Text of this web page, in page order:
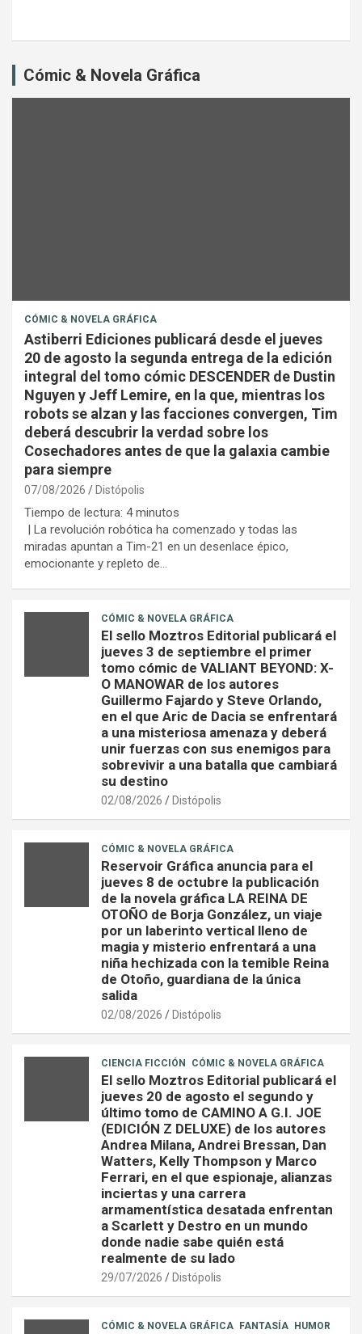
Cómic & Novela Gráfica
CÓMIC & NOVELA GRÁFICA
Astiberri Ediciones publicará desde el jueves
20 de agosto la segunda entrega de la edición
integral del tomo cómic DESCENDER de Dustin
Nguyen y Jeff Lemire, en la que, mientras los
robots se alzan y las facciones convergen, Tim
deberá descubrir la verdad sobre los
Cosechadores antes de que la galaxia cambie
para siempre
07/08/2026 Distópolis
Tiempo de lectura: 4 minutos
| La revolución robótica ha comenzado y todas las
miradas apuntan a Tim-21 en un desenlace épico,
emocionante y repleto de…
CÓMIC & NOVELA GRÁFICA
El sello Moztros Editorial publicará el
jueves 3 de septiembre el primer
tomo cómic de VALIANT BEYOND: X-
O MANOWAR de los autores
Guillermo Fajardo y Steve Orlando,
en el que Aric de Dacia se enfrentará
a una misteriosa amenaza y deberá
unir fuerzas con sus enemigos para
sobrevivir a una batalla que cambiará
su destino
02/08/2026 Distópolis
CÓMIC & NOVELA GRÁFICA
Reservoir Gráfica anuncia para el
jueves 8 de octubre la publicación
de la novela gráfica LA REINA DE
OTOÑO de Borja González, un viaje
por un laberinto vertical lleno de
magia y misterio enfrentará a una
niña hechizada con la temible Reina
de Otoño, guardiana de la única
salida
02/08/2026 Distópolis
CIENCIA FICCIÓN CÓMIC & NOVELA GRÁFICA
El sello Moztros Editorial publicará el
jueves 20 de agosto el segundo y
último tomo de CAMINO A G.I. JOE
(EDICIÓN Z DELUXE) de los autores
Andrea Milana, Andrei Bressan, Dan
Watters, Kelly Thompson y Marco
Ferrari, en el que espionaje, alianzas
inciertas y una carrera
armamentística desatada enfrentan
a Scarlett y Destro en un mundo
donde nadie sabe quién está
realmente de su lado
29/07/2026 Distópolis
CÓMIC & NOVELA GRÁFICA FANTASÍA HUMOR